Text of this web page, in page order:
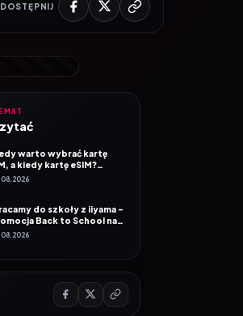
warto wybrać kartę
Mobile Vikings
monitory